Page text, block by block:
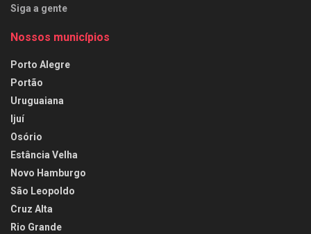
Siga a gente
Nossos municípios
Porto Alegre
Portão
Uruguaiana
Ijuí
Osório
Estância Velha
Novo Hamburgo
São Leopoldo
Cruz Alta
Rio Grande